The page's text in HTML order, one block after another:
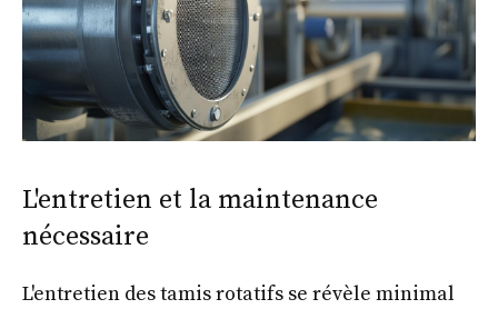
L'entretien et la maintenance
nécessaire
L'entretien des tamis rotatifs se révèle minimal